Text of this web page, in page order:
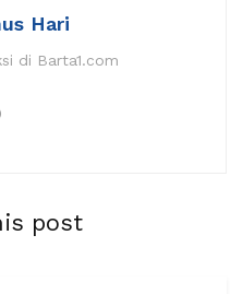
Hari
di Barta1.com
post